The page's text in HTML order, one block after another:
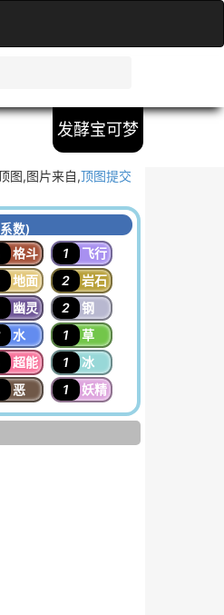
发酵宝可梦
图,图片来自,顶图提交
数)
格斗 1 飞行
地面 2
岩石
幽灵 2
钢
水 1
草
超能 1
冰
恶 1 妖精